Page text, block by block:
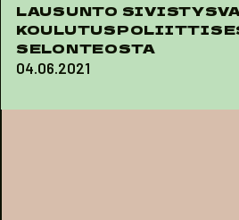
LAUSUNTO
SELONTEOSTA
04.06.2021